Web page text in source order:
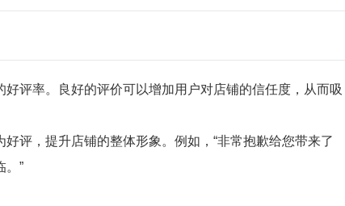
好评率。良好的评价可以增加用户对店铺的信任度，从而吸
评，提升店铺的整体形象。例如，“非常抱歉给您带来了
。”